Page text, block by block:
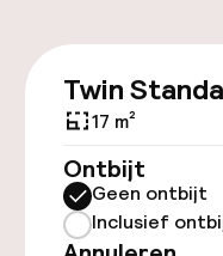
Entertainment
TV lounge
Twin
17 m²
Ontbijt
Geen ontbijt
Inclusief